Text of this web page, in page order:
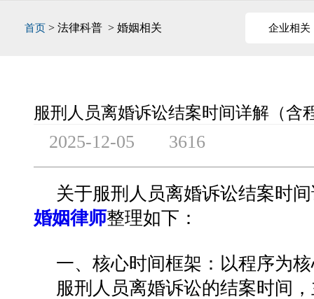
首页 > 法律科普 > 婚姻相关 企业相关
服刑人员离婚诉讼结案时间详解（含
2025-12-05 3616
关于服刑人员离婚诉讼结案时
婚姻律师整理如下：
一、核心时间框架：以程序为
服刑人员离婚诉讼的结案时间